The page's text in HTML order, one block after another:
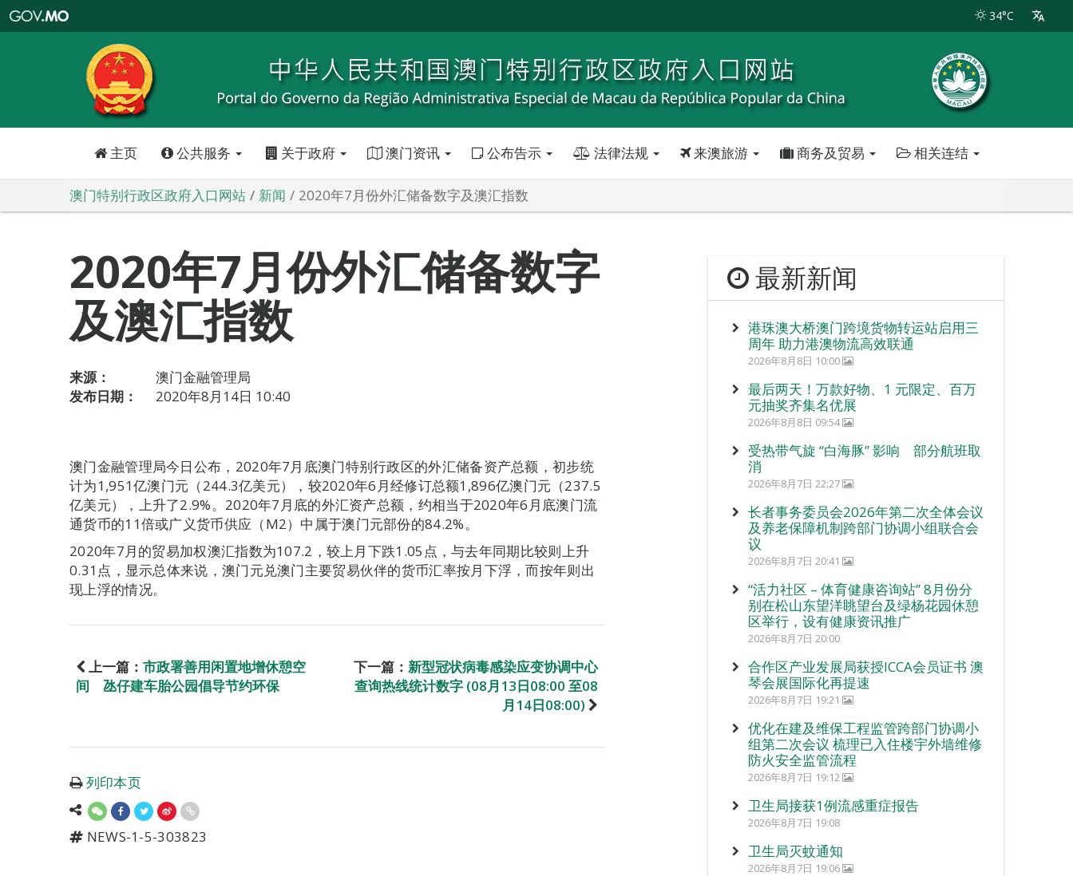
特
政
区
政
口
34°C
主页 公共服务 关于政府 澳门资讯 公布告示 法律法规 来澳旅游 商务及贸易 相关连结
澳门特别行政区政府入口网站 新闻 2020年7月份外汇储备数字及澳汇指数
2020年7月份外汇储备数字
及澳汇指数
来源：
澳门金融管理局
发布日期：
2020年8月14日 10:40
澳门金融管理局今日公布，2020年7月底澳门特别行政区的外汇储备资产总额，初步统
计为1,951亿澳门元（244.3亿美元），较2020年6月经修订总额1,896亿澳门元（237.5
亿美元），上升了2.9%。2020年7月底的外汇资产总额，约相当于2020年6月底澳门流
通货币的11倍或广义货币供应（M2）中属于澳门元部份的84.2%。
2020年7月的贸易加权澳汇指数为107.2，较上月下跌1.05点，与去年同期比较则上升
0.31点，显示总体来说，澳门元兑澳门主要贸易伙伴的货币汇率按月下浮，而按年则出
现上浮的情况。
上一篇： 市政署善用闲置地增休憩空
间 氹仔建车胎公园倡导节约环保
下一篇： 新型冠状病毒感染应变协调中心
查询热线统计数字 (08月13日08:00 至08
月14日08:00)
列印本页
NEWS-1-5-303823
最新新闻
港珠澳大桥澳门跨境货物转运站启用三
周年 助力港澳物流高效联通
2026年8月8日 10:00
最后两天！万款好物、1 元限定、百万
元抽奖齐集名优展
2026年8月8日 09:54
受热带气旋 “白海豚” 影响 部分航班取
消
2026年8月7日 22:27
长者事务委员会2026年第二次全体会议
及养老保障机制跨部门协调小组联合会
议
2026年8月7日 20:41
“活力社区 – 体育健康咨询站” 8月份分
别在松山东望洋眺望台及绿杨花园休憩
区举行，设有健康资讯推广
2026年8月7日 20:00
合作区产业发展局获授ICCA会员证书 澳
琴会展国际化再提速
2026年8月7日 19:21
优化在建及维保工程监管跨部门协调小
组第二次会议 梳理已入住楼宇外墙维修
防火安全监管流程
2026年8月7日 19:12
卫生局接获1例流感重症报告
2026年8月7日 19:08
卫生局灭蚊通知
2026年8月7日 19:06